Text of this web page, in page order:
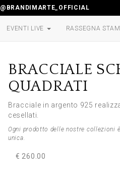
@BRANDIMARTE_OFFICIAL
EVENTI LIVE RASSEGNA
BRACCIALE
QUADRATI
Bracciale in argento 925
cesellati.
Ogni prodotto delle nostre collezioni
unica.
€ 260.00